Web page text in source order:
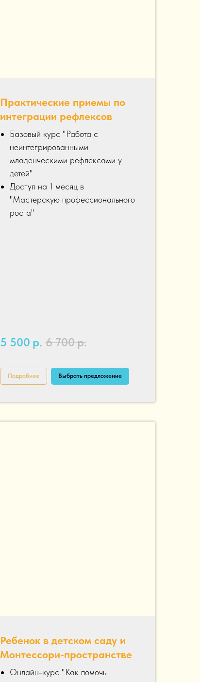
Практические приемы по
интеграции рефлексов
Базовый курс "Работа с
неинтегрированными
младенческими рефлексами у
детей"
Доступ на 1 месяц в
"Мастерскую профессионального
роста"
5 500 р. 6 700р.
Подробнее Выбрать предложение
Ребенок в детском саду и
Монтессори-пространстве
Онлайн-курс "Как помочь